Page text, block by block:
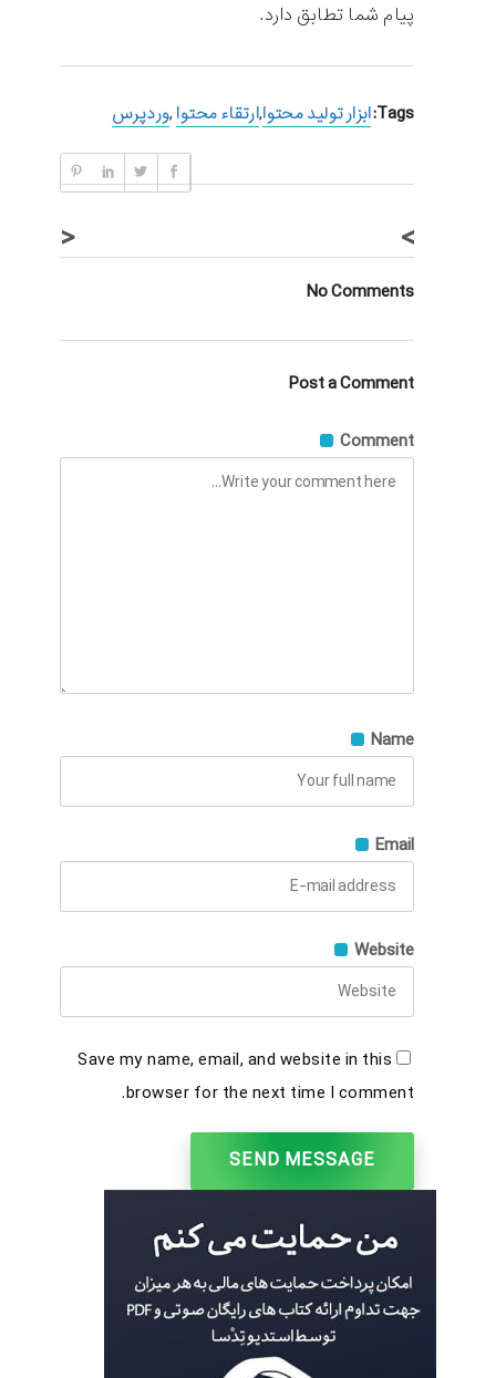
پیام شما تطابق دارد.
Tags: ابزار تولید محتوا,ارتقاء محتوا ,وردپرس
< >
No Comments
Post a Comment
Comment
Name
Email
Website
Save my name, email, and website in this
browser for the next time I comment.